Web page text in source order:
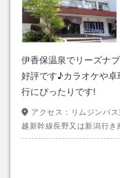
伊香保温泉でリーズナ
好評です♪カラオケや
行にぴったりです!
アクセス： リムジンバ
越新幹線長野又は新潟行
岡、水上行き約２０分渋